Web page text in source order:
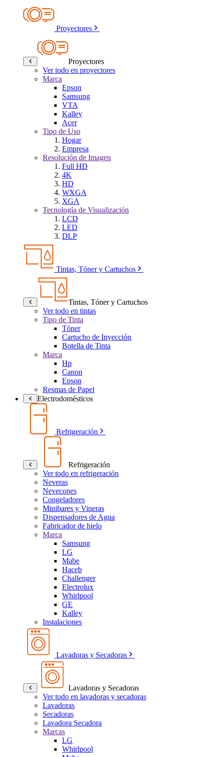
Proyectores
Proyectores
Ver todo en proyectores
Marca
Epson
Samsung
VTA
Kalley
Acer
Tipo de Uso
Hogar
Empresa
Resolución de Imagen
Full HD
4K
HD
WXGA
XGA
Tecnología de Visualización
LCD
LED
DLP
Tintas, Tóner y Cartuchos
Tintas, Tóner y Cartuchos
Ver todo en tintas
Tipo de Tinta
Tóner
Cartucho de Inyección
Botella de Tinta
Marca
Hp
Canon
Epson
Resmas de Papel
Electrodomésticos
Refrigeración
Refrigeración
Ver todo en refrigeración
Neveras
Nevecones
Congeladores
Minibares y Vineras
Dispensadores de Agua
Fabricador de hielo
Marca
Samsung
LG
Mabe
Haceb
Challenger
Electrolux
Whirlpool
GE
Kalley
Instalaciones
Lavadoras y Secadoras
Lavadoras y Secadoras
Ver todo en lavadoras y secadoras
Lavadoras
Secadoras
Lavadora Secadora
Marcas
LG
Whirlpool